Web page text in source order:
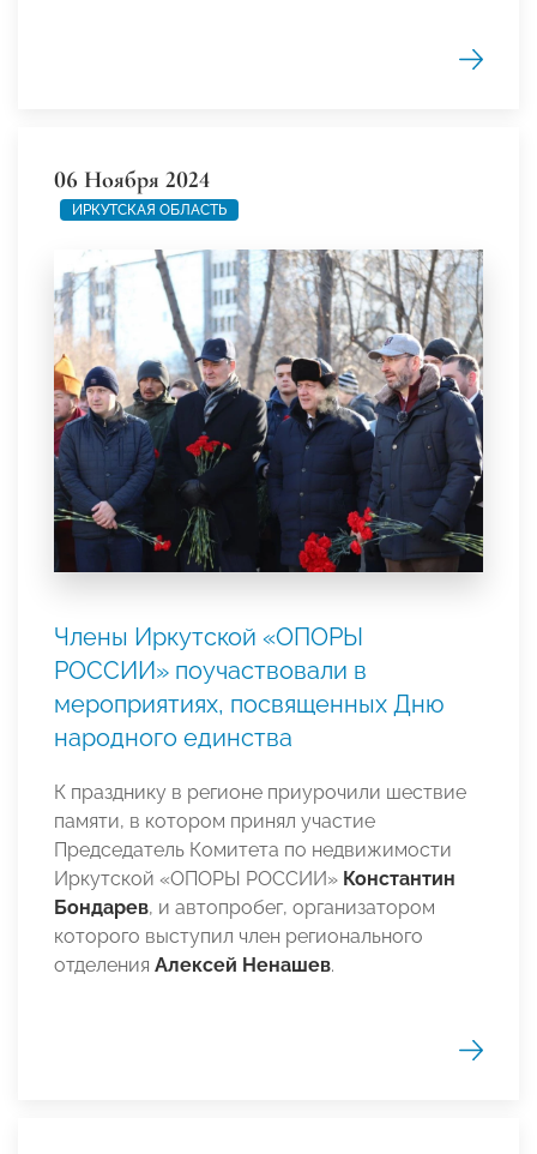
06 Ноября 2024
ИРКУТСКАЯ ОБЛАСТЬ
Члены Иркутской «ОПОРЫ
РОССИИ» поучаствовали в
мероприятиях, посвященных Дню
народного единства
К празднику в регионе приурочили шествие
памяти, в котором принял участие
Председатель Комитета по недвижимости
Иркутской «ОПОРЫ РОССИИ» Константин
Бондарев, и автопробег, организатором
которого выступил член регионального
отделения Алексей Ненашев.